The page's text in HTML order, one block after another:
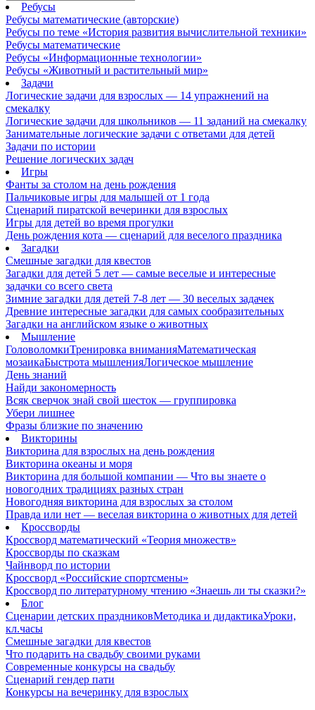
Ребусы
Ребусы математические (авторские)
Ребусы по теме «История развития вычислительной техники»
Ребусы математические
Ребусы «Информационные технологии»
Ребусы «Животный и растительный мир»
Задачи
Логические задачи для взрослых — 14 упражнений на
смекалку
Логические задачи для школьников — 11 заданий на смекалку
Занимательные логические задачи с ответами для детей
Задачи по истории
Решение логических задач
Игры
Фанты за столом на день рождения
Пальчиковые игры для малышей от 1 года
Сценарий пиратской вечеринки для взрослых
Игры для детей во время прогулки
День рождения кота — сценарий для веселого праздника
Загадки
Смешные загадки для квестов
Загадки для детей 5 лет — самые веселые и интересные
задачки со всего света
Зимние загадки для детей 7-8 лет — 30 веселых задачек
Древние интересные загадки для самых сообразительных
Загадки на английском языке о животных
Мышление
ГоловоломкиТренировка вниманияМатематическая
мозаикаБыстрота мышленияЛогическое мышление
День знаний
Найди закономерность
Всяк сверчок знай свой шесток — группировка
Убери лишнее
Фразы близкие по значению
Викторины
Викторина для взрослых на день рождения
Викторина океаны и моря
Викторина для большой компании — Что вы знаете о
новогодних традициях разных стран
Новогодняя викторина для взрослых за столом
Правда или нет — веселая викторина о животных для детей
Кроссворды
Кроссворд математический «Теория множеств»
Кроссворды по сказкам
Чайнворд по истории
Кроссворд «Российские спортсмены»
Кроссворд по литературному чтению «Знаешь ли ты сказки?»
Блог
Сценарии детских праздниковМетодика и дидактикаУроки,
кл.часы
Смешные загадки для квестов
Что подарить на свадьбу своими руками
Современные конкурсы на свадьбу
Сценарий гендер пати
Конкурсы на вечеринку для взрослых